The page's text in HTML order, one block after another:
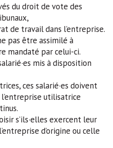
du droit de vote des
de travail dans l’entreprise.
pas être assimilé à
mandaté par celui-ci.
mis à disposition
ces salarié·es doivent
utilisatrice
s’ils·elles exercent leur
d’origine ou celle